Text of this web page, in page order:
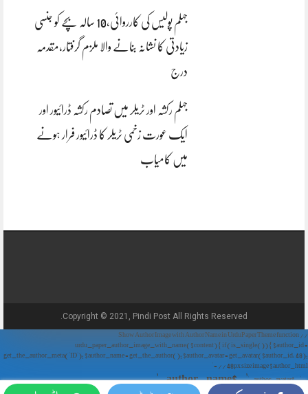
جہلم پولیس کی کارروائی،10 سالہ بچے کو جنسی
زیادتی کا نشانہ بنانے والا ملزم گرفتار،مقدمہ
درج
جہلم رکشہ اور ٹریلر میں تصادم رکشہ ڈرائیور اور
ایک عورت زخمی ٹریلر کا ڈرائیور فرار ہونے
میں کامیاب
Copyright © 2021, Pindi Post All Rights Reserved.
// Show Author Image with Author Name in UrduPaper Theme function
urdu_paper_author_image_with_name($content) { if (is_single()) { $author_id =
get_the_author_meta('ID'); $author_name = get_the_author(); $author_avatar = get_avatar($author_id, 48);
// 48px size image $author_html = '
' . $author_avatar . '
' . $author_name . '